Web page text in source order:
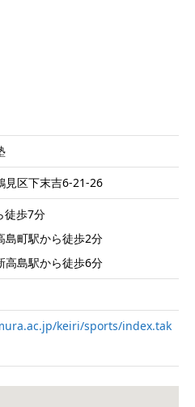
見区下末吉6-21-26
徒歩7分
島町駅から徒歩2分
高島駅から徒歩6分
keiri/sports/index.tak